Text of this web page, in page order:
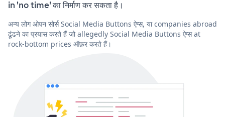
in 'no time' का निर्माण कर सकता है।
अन्य लोग ओपन सोर्स Social Media Buttons ऐप्स, या companies abroad
ढूंढने का प्रयास करते हैं जो allegedly Social Media Buttons ऐप्स at
rock-bottom prices ऑफ़र करते हैं।